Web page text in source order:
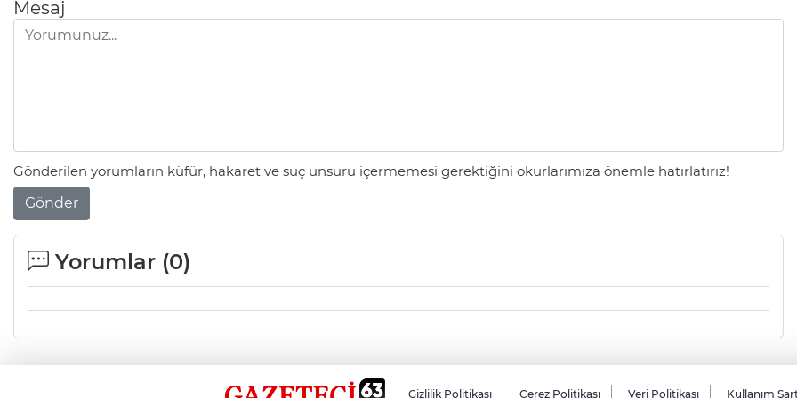
Mesaj
Gönderilen yorumların küfür, hakaret ve suç unsuru içermemesi gerektiğini okurlarımıza önemle hatırlatırız!
Gönder
Yorumlar (0)
Gizlilik Politikası Çerez Politikası Veri Politikası Kullanım